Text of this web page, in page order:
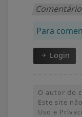
Para
Login
O autor do
Este site
Uso e